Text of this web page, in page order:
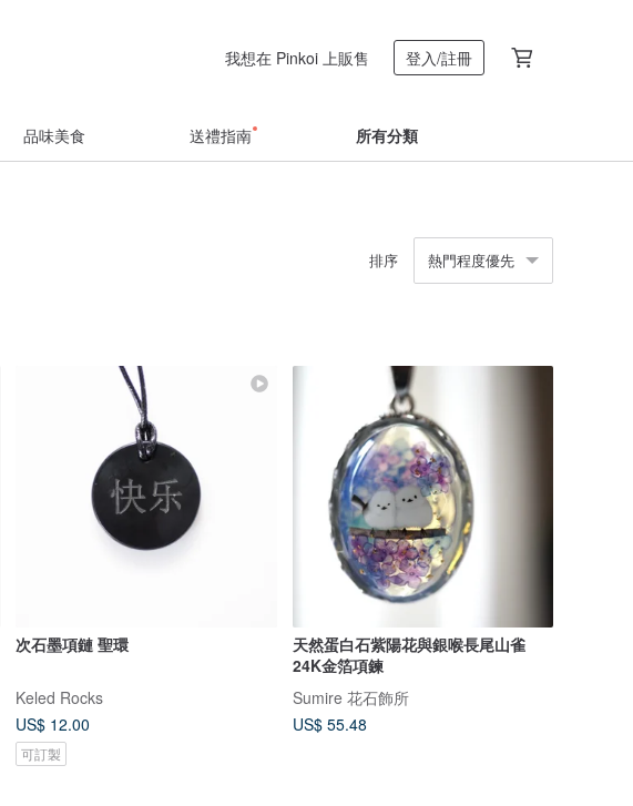
我想在 Pinkoi 上販售 登入/註冊
品味美食 送禮指南 所有分類
排序 熱門程度優先
次石墨項鏈 聖環
Keled Rocks
US$ 12.00
可訂製
天然蛋白石紫陽花與銀喉長尾山雀
24K金箔項鍊
Sumire 花石飾所
US$ 55.48